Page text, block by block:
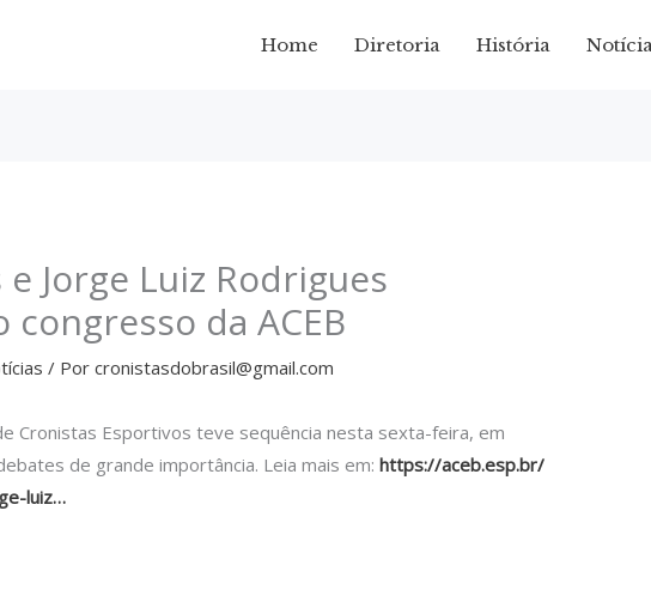
Home Diretoria História
e Jorge Luiz Rodrigues
da ACEB
/ Porcronistasdobrasil@gmail.com
Cronistas Esportivos teve sequência nesta sexta-feira, em
de grande importância. Leia mais em:https://aceb.esp.br/
luiz…